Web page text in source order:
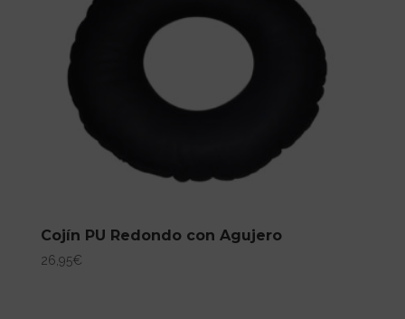
Cojín PU Redondo con Agujero
26,95€